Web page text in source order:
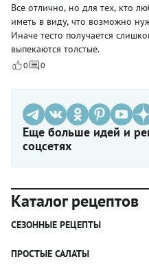
Все отлично, но для тех, кто
иметь в виду, что возможно
Иначе тесто получается
выпекаются толстые.
0 0
Еще больше идей и
соцсетях
Каталог рецептов
СЕЗОННЫЕ РЕЦЕПТЫ
Рецепты из капусты
ПРОСТЫЕ САЛАТЫ